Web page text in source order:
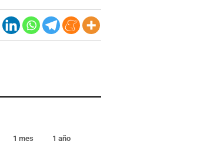
1 mes 1 año